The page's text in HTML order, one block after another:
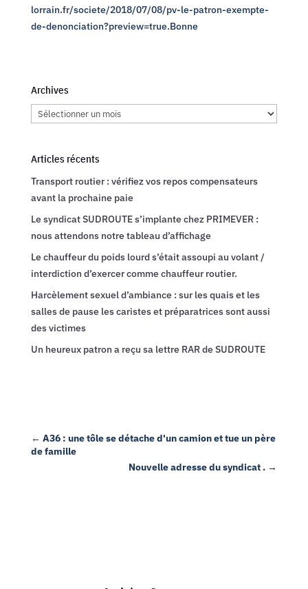
lorrain.fr/societe/2018/07/08/pv-le-patron-exempte-
de-denonciation?preview=true.Bonne
Archives
Archives
Articles récents
Transport routier : vérifiez vos repos compensateurs
avant la prochaine paie
Le syndicat SUDROUTE s’implante chez PRIMEVER :
nous attendons notre tableau d’affichage
Le chauffeur du poids lourd s’était assoupi au volant /
interdiction d’exercer comme chauffeur routier.
Harcèlement sexuel d’ambiance : sur les quais et les
salles de pause les caristes et préparatrices sont aussi
des victimes
Un heureux patron a reçu sa lettre RAR de SUDROUTE
← A36 : une tôle se détache d'un camion et tue un père
de famille
Nouvelle adresse du syndicat . →